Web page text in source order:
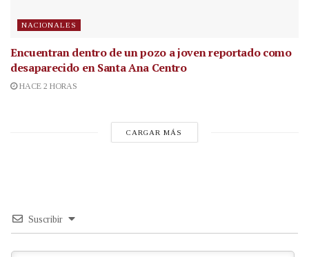
NACIONALES
Encuentran dentro de un pozo a joven reportado como
desaparecido en Santa Ana Centro
HACE 2 HORAS
CARGAR MÁS
Suscribir